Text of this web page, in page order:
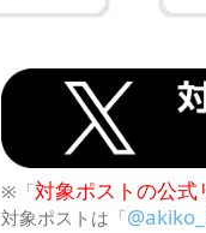
※「対象ポストの公式
対象ポストは「